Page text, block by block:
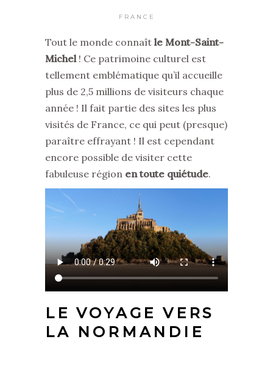
FRANCE
Tout le monde connaît le Mont-Saint-
Michel ! Ce patrimoine culturel est
tellement emblématique qu’il accueille
plus de 2,5 millions de visiteurs chaque
année ! Il fait partie des sites les plus
visités de France, ce qui peut (presque)
paraître effrayant ! Il est cependant
encore possible de visiter cette
fabuleuse région en toute quiétude.
LE VOYAGE VERS
LA NORMANDIE